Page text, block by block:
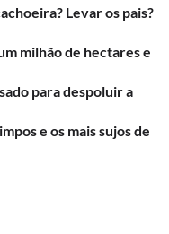
Levar os pais?
milhão de hectares e
para despoluir a
e os mais sujos de